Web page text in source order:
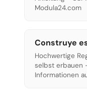
Modula24.com
Construye
Hochwertige
selbst erbauen
Informationen